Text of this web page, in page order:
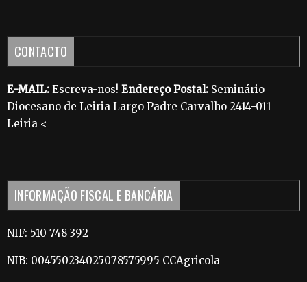
CONTACTO
E-MAIL: Escreva-nos! Endereço Postal: Seminário
Diocesano de Leiria Largo Padre Carvalho 2414-011
Leiria <
INFORMAÇÃO FISCAL E BANCÁRIA
NIF: 510 748 392
NIB: 004550234025078575995 CCAgricola